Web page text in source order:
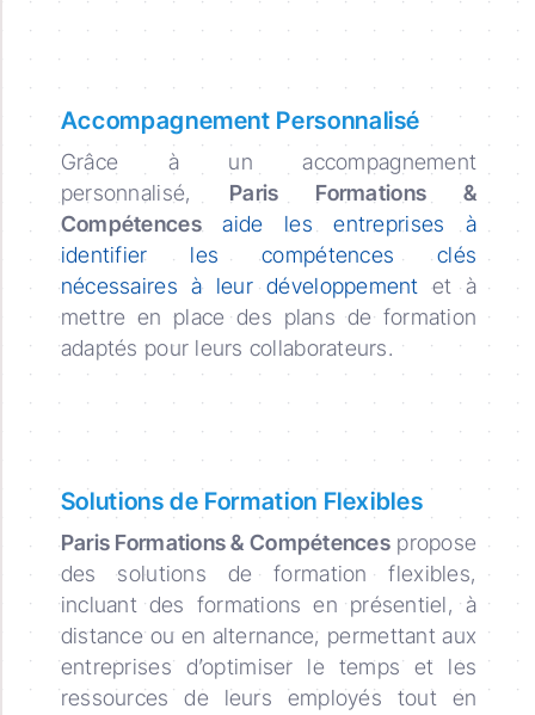
Accompagnement Personnalisé
Grâce à un accompagnement
personnalisé, Paris Formations &
Compétences
aide les entreprises à
identifier les compétences clés
nécessaires à leur développement et à
mettre en place des plans de formation
adaptés pour leurs collaborateurs.
Solutions de Formation Flexibles
Paris Formations & Compétences propose
des solutions de formation flexibles,
incluant des formations en présentiel, à
distance ou en alternance, permettant aux
entreprises d’optimiser le temps et les
ressources de leurs employés tout en